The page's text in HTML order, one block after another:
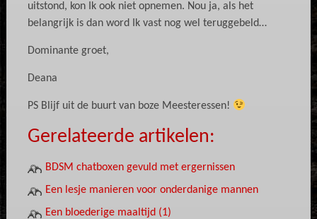
uitstond, kon Ik ook niet opnemen. Nou ja, als het
belangrijk is dan word Ik vast nog wel teruggebeld…
Dominante groet,
Deana
PS Blijf uit de buurt van boze Meesteressen!
Gerelateerde artikelen:
BDSM chatboxen gevuld met ergernissen
Een lesje manieren voor onderdanige mannen
Een bloederige maaltijd (1)